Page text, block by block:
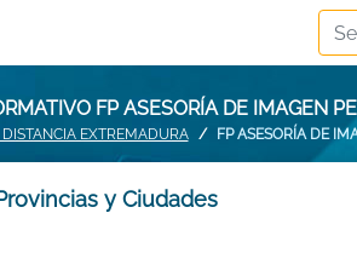
FP ASESORÍA DE IMAGEN
EXTREMADURA FP ASESORÍA DE
y Ciudades